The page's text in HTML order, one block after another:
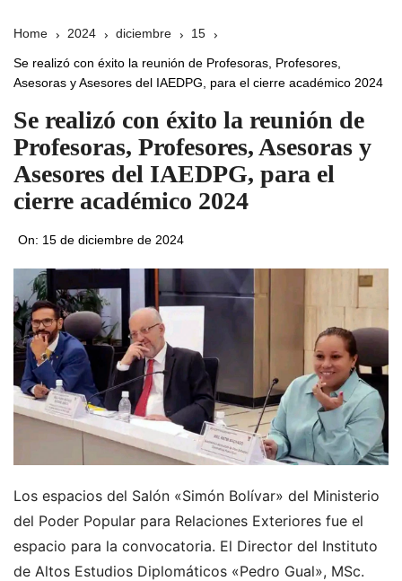
Home 2024 diciembre 15
Se realizó con éxito la reunión de Profesoras, Profesores,
Asesoras y Asesores del IAEDPG, para el cierre académico 2024
Se realizó con éxito la reunión de
Profesoras, Profesores, Asesoras y
Asesores del IAEDPG, para el
cierre académico 2024
On: 15 de diciembre de 2024
Los espacios del Salón «Simón Bolívar» del Ministerio
del Poder Popular para Relaciones Exteriores fue el
espacio para la convocatoria. El Director del Instituto
de Altos Estudios Diplomáticos «Pedro Gual», MSc.